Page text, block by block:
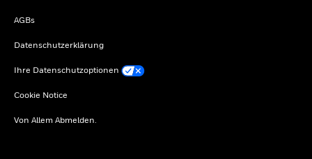
AGBs
Datenschutzerklärung
Ihre Datenschutzoptionen
Cookie Notice
Von Allem Abmelden.